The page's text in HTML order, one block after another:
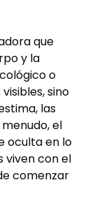
que
y la
o
sino
las
el
oculta en lo
viven con el
comenzar